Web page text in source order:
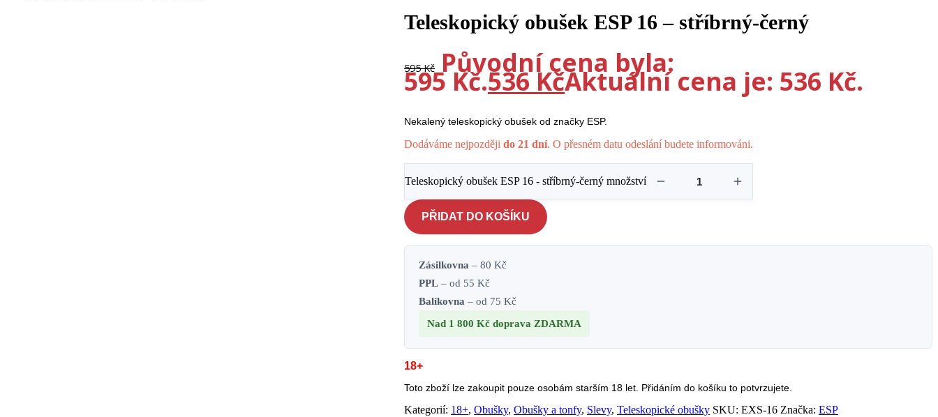
Teleskopický obušek ESP 16 – stříbrný-černý
595Kč Původní cena byla:
595 Kč.536KčAktuální cena je: 536 Kč.
Nekalený teleskopický obušek od značky ESP.
Dodáváme nejpozdějido 21 dní. O přesném datu odeslání budete informováni.
Teleskopický obušek ESP 16 - stříbrný-černý množství
PŘIDAT DO KOŠÍKU
Zásilkovna – 80 Kč
PPL – od 55 Kč
Balíkovna – od 75 Kč
Nad 1 800 Kčdoprava ZDARMA
18+
Toto zboží lze zakoupit pouze osobám starším 18 let. Přidáním do košíku to potvrzujete.
Kategorií: 18+,Obušky,Obušky a tonfy, Slevy,Teleskopické obušky SKU:EXS-16 Značka:ESP